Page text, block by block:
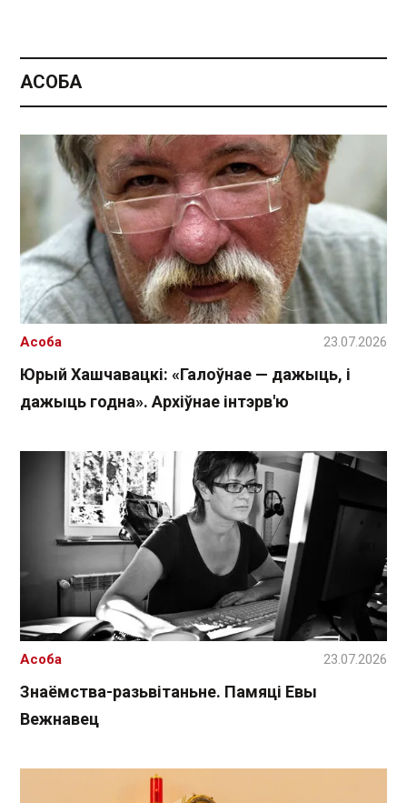
АСОБА
Юрый Хашчавацкі: «Галоўнае — дажыць, і
дажыць годна». Архіўнае інтэрв'ю
Асоба 23.07.2026
Знаёмства-разьвітаньне. Памяці Евы
Вежнавец
Асоба 23.07.2026